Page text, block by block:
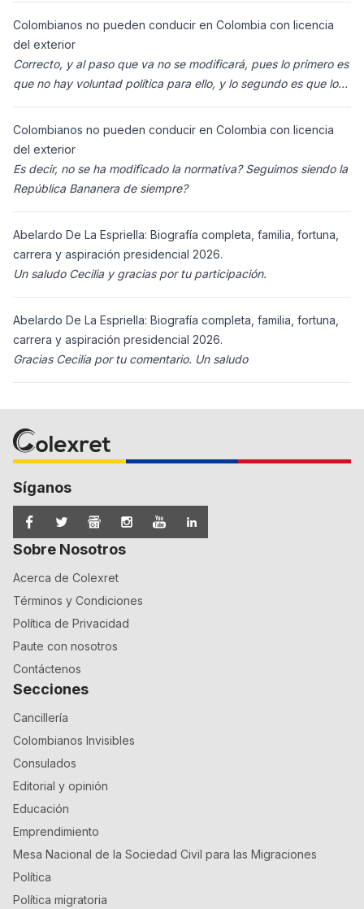
Colombianos no pueden conducir en Colombia con licencia
del exterior
Correcto, y al paso que va no se modificará, pues lo primero es
que no hay voluntad política para ello, y lo segundo es que los
Colombianos no pueden conducir en Colombia con licencia
del exterior
Es decir, no se ha modificado la normativa? Seguimos siendo la
República Bananera de siempre?
Abelardo De La Espriella: Biografía completa, familia, fortuna,
carrera y aspiración presidencial 2026.
Un saludo Cecilia y gracias por tu participación.
Abelardo De La Espriella: Biografía completa, familia, fortuna,
carrera y aspiración presidencial 2026.
Gracias Cecilia por tu comentario. Un saludo
Síganos
Sobre Nosotros
Acerca de Colexret
Términos y Condiciones
Política de Privacidad
Paute con nosotros
Contáctenos
Secciones
Cancillería
Colombianos Invisibles
Consulados
Editorial y opinión
Educación
Emprendimiento
Mesa Nacional de la Sociedad Civil para las Migraciones
Política
Política migratoria